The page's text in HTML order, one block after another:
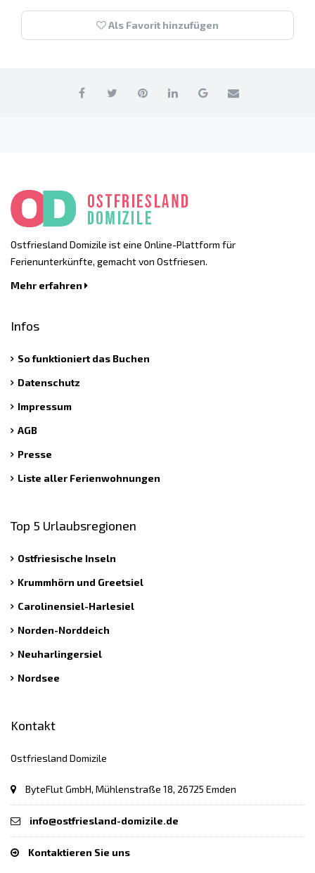
Als Favorit hinzufügen
Ostfriesland Domizile ist eine Online-Plattform für
Ferienunterkünfte, gemacht von Ostfriesen.
Mehr erfahren
Infos
So funktioniert das Buchen
Datenschutz
Impressum
AGB
Presse
Liste aller Ferienwohnungen
Top 5 Urlaubsregionen
Ostfriesische Inseln
Krummhörn und Greetsiel
Carolinensiel-Harlesiel
Norden-Norddeich
Neuharlingersiel
Nordsee
Kontakt
Ostfriesland Domizile
ByteFlut GmbH, Mühlenstraße 18, 26725 Emden
info@ostfriesland-domizile.de
Kontaktieren Sie uns